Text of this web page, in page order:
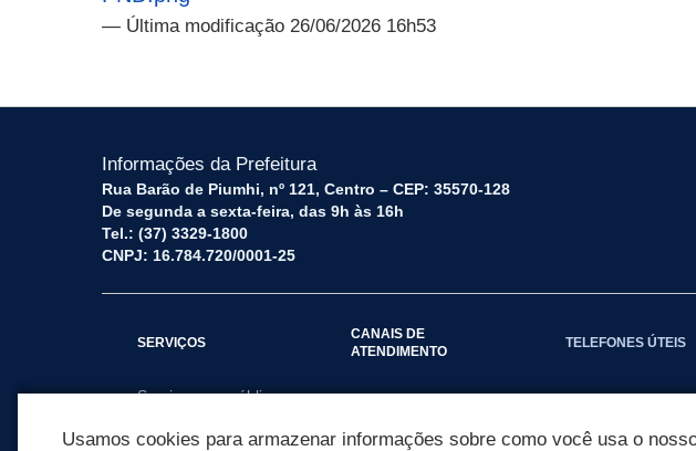
— Última modificação 26/06/2026 16h53
Informações da Prefeitura
Rua Barão de Piumhi, nº 121, Centro – CEP: 35570-128
De segunda a sexta-feira, das 9h às 16h
Tel.: (37) 3329-1800
CNPJ: 16.784.720/0001-25
SERVIÇOS
Serviços por público
CANAIS DE
ATENDIMENTO
TELEFONES ÚTEIS
Usamos cookies para armazenar informações sobre como você usa o